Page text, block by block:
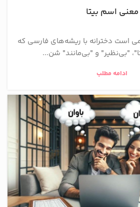
معنی اسم بیتا
است دخترانه با ریشه‌های فارسی که
"بی‌نظیر" و "بی‌مانند" شن...
ادامه مطلب